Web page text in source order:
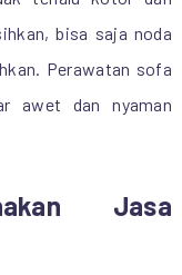
bisa saja noda
Perawatan sofa
awet dan nyaman
Jasa